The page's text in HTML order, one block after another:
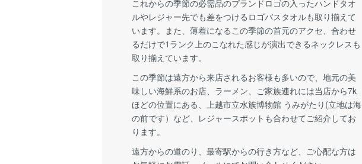
これからの季節の必需品のブランドロゴの入ったハンドタオ
ルやレジャー先でも差をつけるロゴバスタオルも取り揃えて
います。また、薄着になるこの季節の首元のアクセ、合わせ
るだけで1ランク上のこなれた感じが演出できるネックレスも
取り揃えています。
この季節は遠方から来店されるお客様も多いので、地元の美
味しい海鮮系のお店、ラーメン、ご家族連れには当店から7k
ほどの位置にある、上越市立水族博物館 うみがたり(立地は海
の前です）など、レジャースポットも合わせてご紹介してお
ります。
遠方からの道のり、最寄駅からの行き方など、ご心配な方は